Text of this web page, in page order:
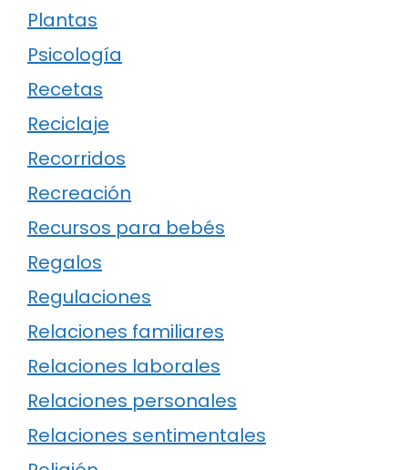
Plantas
Psicología
Recetas
Reciclaje
Recorridos
Recreación
Recursos para bebés
Regalos
Regulaciones
Relaciones familiares
Relaciones laborales
Relaciones personales
Relaciones sentimentales